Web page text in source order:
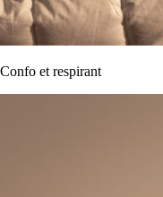
Confo et respirant